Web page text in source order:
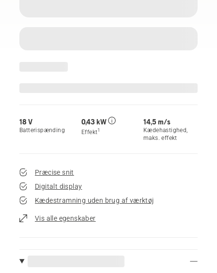
18 V
Batterispænding
0,43 kW
Effekt1
14,5 m/s
Kædehastighed,
maks. effekt
Præcise snit
Digitalt display
Kædestramning uden brug af værktøj
Vis alle egenskaber